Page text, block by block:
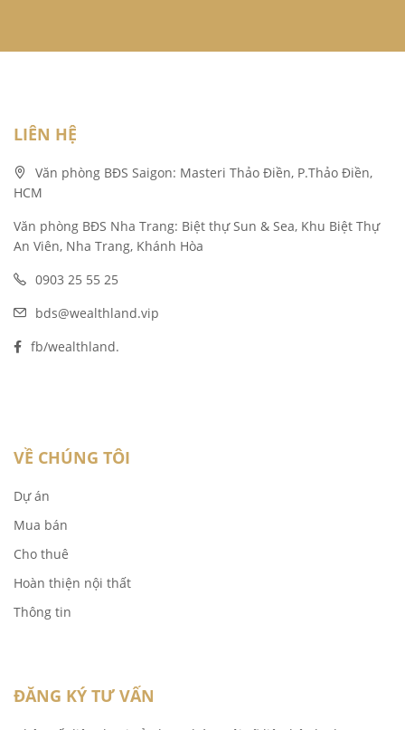
LIÊN HỆ
Văn phòng BĐS Saigon: Masteri Thảo Điền, P.Thảo Điền,
HCM
Văn phòng BĐS Nha Trang: Biệt thự Sun & Sea, Khu Biệt Thự
An Viên, Nha Trang, Khánh Hòa
0903 25 55 25
bds@wealthland.vip
fb/wealthland.
VỀ CHÚNG TÔI
Dự án
Mua bán
Cho thuê
Hoàn thiện nội thất
Thông tin
ĐĂNG KÝ TƯ VẤN